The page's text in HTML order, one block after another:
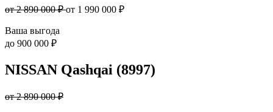
от 2 890 000 ₽от 1 990 000 ₽
Ваша выгода
до 900 000 ₽
NISSAN Qashqai (8997)
от 2 890 000 ₽